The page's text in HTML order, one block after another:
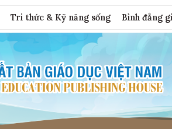
Tri thức & Kỹ năng sống Bình đẳng